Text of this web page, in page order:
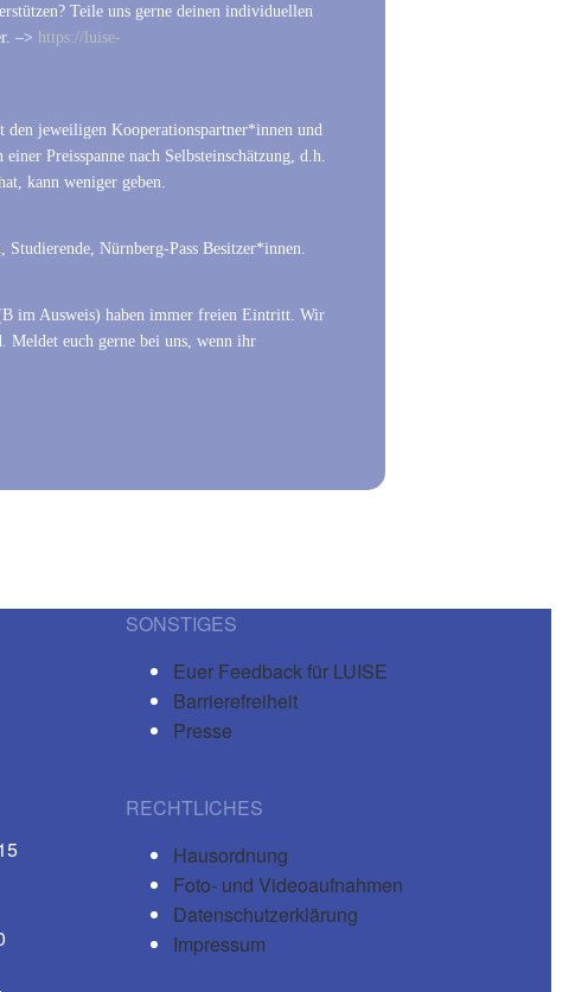
Teile uns gerne deinen individuellen
–> https://luise-
jeweiligen Kooperationspartner*innen und
Preisspanne nach Selbsteinschätzung, d.h.
kann weniger geben.
Nürnberg-Pass Besitzer*innen.
im Ausweis) haben immer freien Eintritt. Wir
Meldet euch gerne bei uns, wenn ihr
SONSTIGES
Euer Feedback für LUISE
Barrierefreiheit
Presse
RECHTLICHES
Hausordnung
Foto- und Videoaufnahmen
Datenschutzerklärung
Impressum